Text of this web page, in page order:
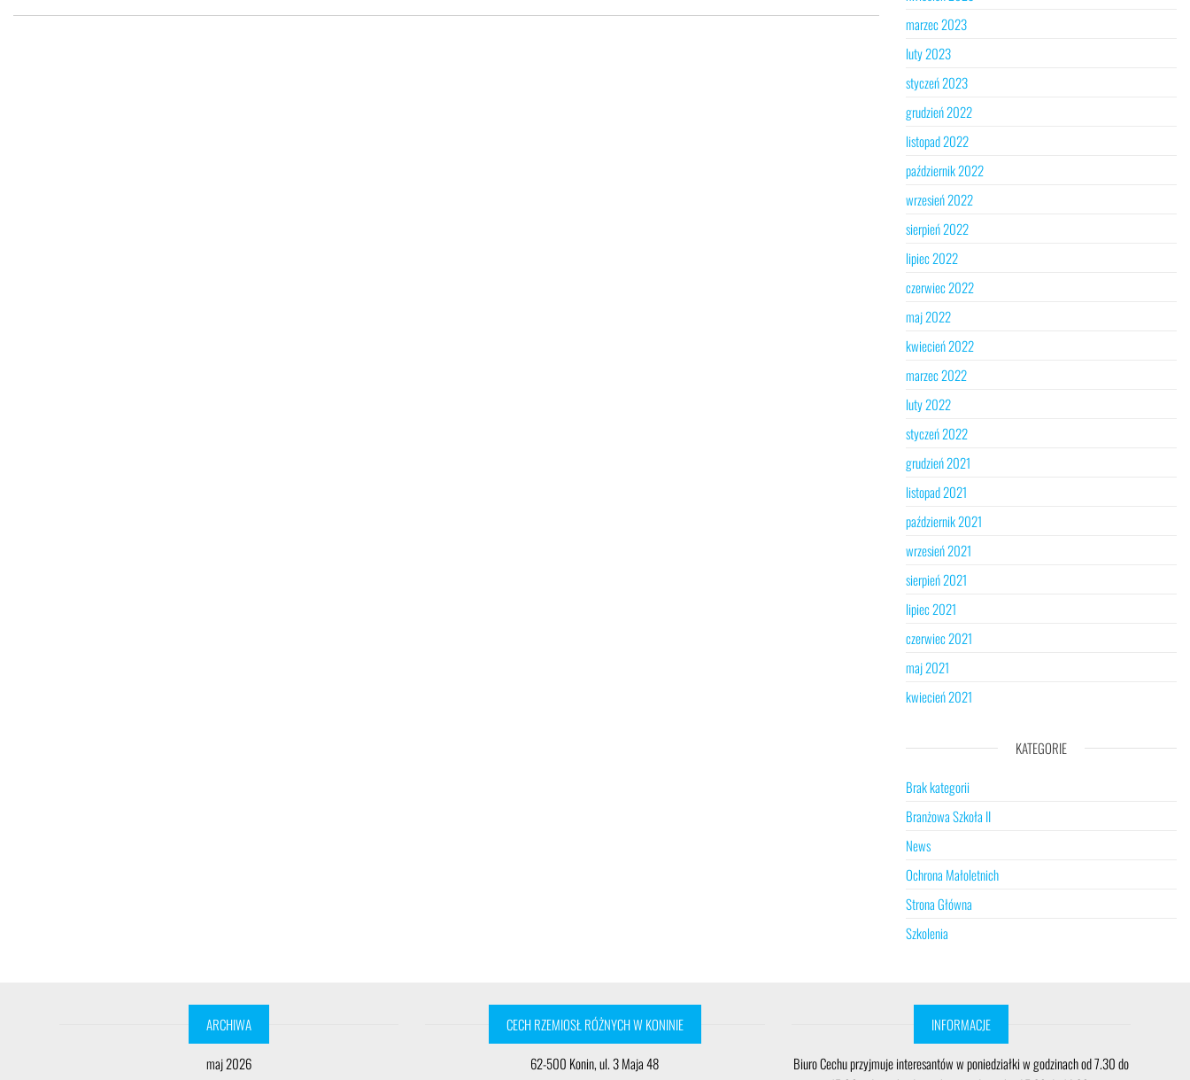
marzec 2023
luty 2023
styczeń 2023
grudzień 2022
listopad 2022
październik 2022
wrzesień 2022
sierpień 2022
lipiec 2022
czerwiec 2022
maj 2022
kwiecień 2022
marzec 2022
luty 2022
styczeń 2022
grudzień 2021
listopad 2021
październik 2021
wrzesień 2021
sierpień 2021
lipiec 2021
czerwiec 2021
maj 2021
kwiecień 2021
KATEGORIE
Brak kategorii
Branżowa Szkoła II
News
Ochrona Małoletnich
Strona Główna
Szkolenia
ARCHIWA
maj 2026
CECH RZEMIOSŁ RÓŻNYCH W KONINIE
62-500 Konin, ul. 3 Maja 48
INFORMACJE
Biuro Cechu przyjmuje interesantów w poniedziałki w godzinach od 7.30 do